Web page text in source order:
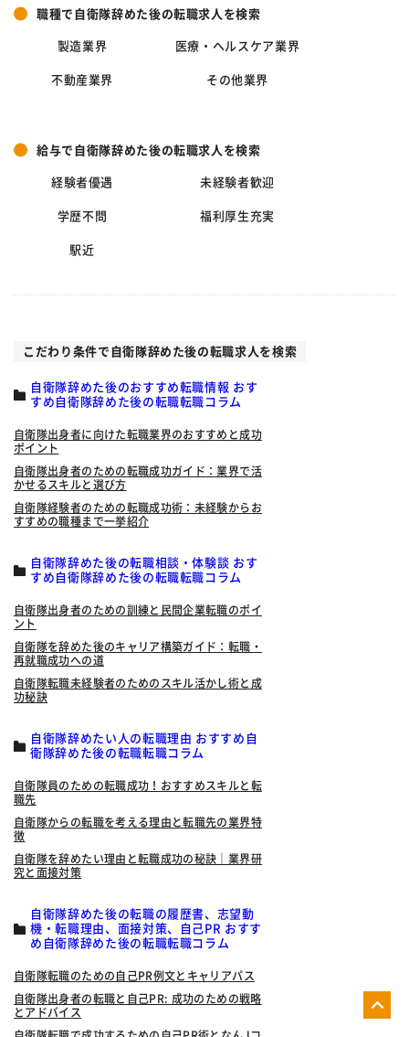
職種で自衛隊辞めた後の転職求人を検索
製造業界 医療・ヘルスケア業界
不動産業界 その他業界
給与で自衛隊辞めた後の転職求人を検索
経験者優遇 未経験者歓迎
学歴不問 福利厚生充実
駅近
こだわり条件で自衛隊辞めた後の転職求人を検索
自衛隊辞めた後のおすすめ転職情報 おす
すめ自衛隊辞めた後の転職転職コラム
自衛隊出身者に向けた転職業界のおすすめと成功
ポイント
自衛隊出身者のための転職成功ガイド：業界で活
かせるスキルと選び方
自衛隊経験者のための転職成功術：未経験からお
すすめの職種まで一挙紹介
自衛隊辞めた後の転職相談・体験談 おす
すめ自衛隊辞めた後の転職転職コラム
自衛隊出身者のための訓練と民間企業転職のポイ
ント
自衛隊を辞めた後のキャリア構築ガイド：転職・
再就職成功への道
自衛隊転職未経験者のためのスキル活かし術と成
功秘訣
自衛隊辞めたい人の転職理由 おすすめ自
衛隊辞めた後の転職転職コラム
自衛隊員のための転職成功！おすすめスキルと転
職先
自衛隊からの転職を考える理由と転職先の業界特
徴
自衛隊を辞めたい理由と転職成功の秘訣｜業界研
究と面接対策
自衛隊辞めた後の転職の履歴書、志望動
機・転職理由、面接対策、自己PR おすす
め自衛隊辞めた後の転職転職コラム
自衛隊転職のための自己PR例文とキャリアパス
自衛隊出身者の転職と自己PR: 成功のための戦略
とアドバイス